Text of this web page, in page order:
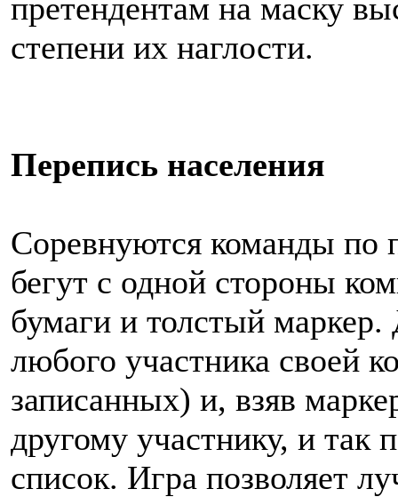
претендентам на маску
степени их наглости.
Перепись населения
Соревнуются команды по
бегут с одной стороны
бумаги и толстый
любого участника своей
записанных) и, взяв
другому участнику, и так
список. Игра позволяет